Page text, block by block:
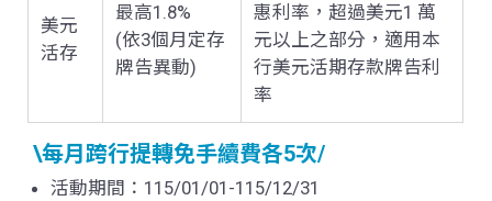
美元
活存
最高1.8%
(依3個月定存
牌告異動)
惠利率，超過美元1 萬
元以上之部分，適用本
行美元活期存款牌告利
率
\每月跨行提轉免手續費各5次/
活動期間：115/01/01-115/12/31